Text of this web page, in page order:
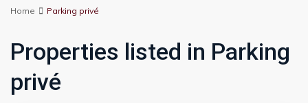
Home Parking privé
Properties listed in Parking
privé